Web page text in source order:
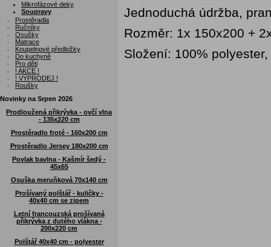
Mikrofázové deky
Soupravy
Prostěradla
Ručníky
Osušky
Matrace
Koupelnové předložky
Do kuchyně
Pro děti
! AKCE !
! VÝPRODEJ !
Roušky
Novinky na Srpen 2026
Prodloužená přikrývka - ovčí vlna
- 135x220 cm
Prostěradlo froté - 160x200 cm
Prostěradlo Jersey 180x200 cm
Povlak bavlna - Kašmír šedý -
45x65
Osuška meruňková 70x140 cm
Prošívaný polštář - kuličky -
40x40 cm se zipem
Letní francouzská prošívaná
přikrývka z dutého vlákna -
200x220 cm
Polštář 40x40 cm - polyester
Jednoduchá údržba,
Rozměr: 1x 150x200 +
Složení: 100%